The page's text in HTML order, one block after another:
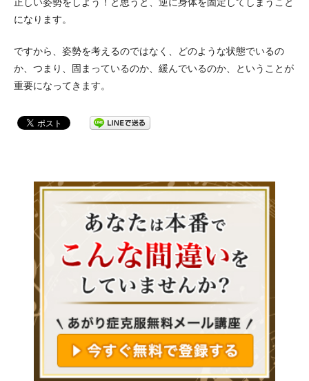
になります。
ですから、姿勢を考えるのではなく、どのような状態でいるの
か、つまり、固まっているのか、緩んでいるのか、ということが
重要になってきます。